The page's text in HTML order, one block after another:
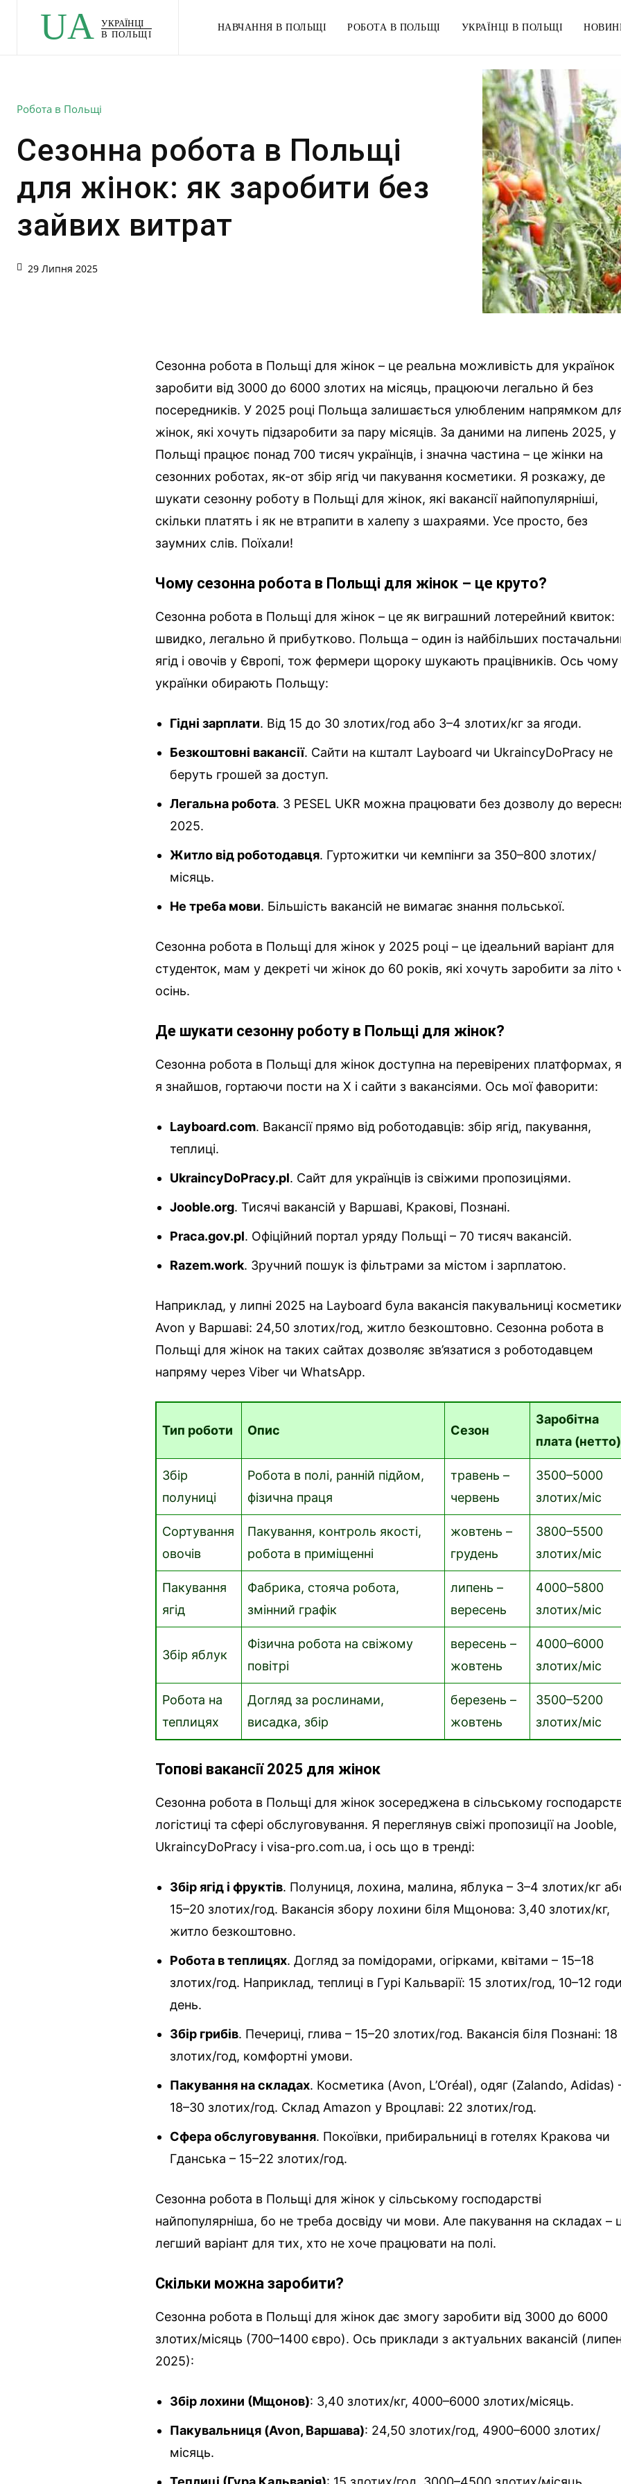
UA
УКРАЇНЦІ
В ПОЛЬЩІ
НАВЧАННЯ В ПОЛЬЩІ РОБОТА В ПОЛЬЩІ УКРАЇНЦІ В ПОЛЬЩІ
Робота в Польщі
Сезонна робота в Польщі
для жінок: як заробити без
зайвих витрат
29 Липня 2025
Сезонна робота в Польщі для жінок – це реальна можливість для українок
заробити від 3000 до 6000 злотих на місяць, працюючи легально й без
посередників. У 2025 році Польща залишається улюбленим напрямком
жінок, які хочуть підзаробити за пару місяців. За даними на липень 2025, у
Польщі працює понад 700 тисяч українців, і значна частина – це жінки на
сезонних роботах, як-от збір ягід чи пакування косметики. Я розкажу, де
шукати сезонну роботу в Польщі для жінок, які вакансії найпопулярніші,
скільки платять і як не втрапити в халепу з шахраями. Усе просто, без
заумних слів. Поїхали!
Чому сезонна робота в Польщі для жінок – це круто?
Сезонна робота в Польщі для жінок – це як виграшний лотерейний квиток:
швидко, легально й прибутково. Польща – один із найбільших
ягід і овочів у Європі, тож фермери щороку шукають працівників. Ось чому
українки обирають Польщу:
Гідні зарплати. Від 15 до 30 злотих/год або 3–4 злотих/кг за ягоди.
Безкоштовні вакансії. Сайти на кшталт Layboard чи UkraincyDoPracy не
беруть грошей за доступ.
Легальна робота. З PESEL UKR можна працювати без дозволу до
2025.
Житло від роботодавця. Гуртожитки чи кемпінги за 350–800 злотих/
місяць.
Не треба мови. Більшість вакансій не вимагає знання польської.
Сезонна робота в Польщі для жінок у 2025 році – це ідеальний варіант для
студенток, мам у декреті чи жінок до 60 років, які хочуть заробити за літо
осінь.
Де шукати сезонну роботу в Польщі для жінок?
Сезонна робота в Польщі для жінок доступна на перевірених платформах,
я знайшов, гортаючи пости на X і сайти з вакансіями. Ось мої фаворити:
Layboard.com. Вакансії прямо від роботодавців: збір ягід, пакування,
теплиці.
UkraincyDoPracy.pl. Сайт для українців із свіжими пропозиціями.
Jooble.org. Тисячі вакансій у Варшаві, Кракові, Познані.
Praca.gov.pl. Офіційний портал уряду Польщі – 70 тисяч вакансій.
Razem.work. Зручний пошук із фільтрами за містом і зарплатою.
Наприклад, у липні 2025 на Layboard була вакансія пакувальниці
Avon у Варшаві: 24,50 злотих/год, житло безкоштовно. Сезонна робота в
Польщі для жінок на таких сайтах дозволяє зв’язатися з роботодавцем
напряму через Viber чи WhatsApp.
Тип роботи Опис Сезон
Заробітна
плата (нетто)
Збір
полуниці
Робота в полі, ранній підйом,
фізична праця
травень –
червень
3500–5000
злотих/міс
Сортування
овочів
Пакування, контроль якості,
робота в приміщенні
жовтень –
грудень
3800–5500
злотих/міс
Пакування
ягід
Фабрика, стояча робота,
змінний графік
липень –
вересень
4000–5800
злотих/міс
Збір яблук
Фізична робота на свіжому
повітрі
вересень –
жовтень
4000–6000
злотих/міс
Робота на
теплицях
Догляд за рослинами,
висадка, збір
березень –
жовтень
3500–5200
злотих/міс
Топові вакансії 2025 для жінок
Сезонна робота в Польщі для жінок зосереджена в сільському
логістиці та сфері обслуговування. Я переглянув свіжі пропозиції на Jooble,
UkraincyDoPracy і visa-pro.com.ua, і ось що в тренді:
Збір ягід і фруктів. Полуниця, лохина, малина, яблука – 3–4 злотих/кг
15–20 злотих/год. Вакансія збору лохини біля Мщонова: 3,40 злотих/кг,
житло безкоштовно.
Робота в теплицях. Догляд за помідорами, огірками, квітами – 15–18
злотих/год. Наприклад, теплиці в Гурі Кальварії: 15 злотих/год, 10–12
день.
Збір грибів. Печериці, глива – 15–20 злотих/год. Вакансія біля Познані: 18
злотих/год, комфортні умови.
Пакування на складах. Косметика (Avon, L’Oréal), одяг (Zalando, Adidas)
18–30 злотих/год. Склад Amazon у Вроцлаві: 22 злотих/год.
Сфера обслуговування. Покоївки, прибиральниці в готелях Кракова чи
Гданська – 15–22 злотих/год.
Сезонна робота в Польщі для жінок у сільському господарстві
найпопулярніша, бо не треба досвіду чи мови. Але пакування на складах –
легший варіант для тих, хто не хоче працювати на полі.
Скільки можна заробити?
Сезонна робота в Польщі для жінок дає змогу заробити від 3000 до 6000
злотих/місяць (700–1400 євро). Ось приклади з актуальних вакансій
2025):
Збір лохини (Мщонов): 3,40 злотих/кг, 4000–6000 злотих/місяць.
Пакувальниця (Avon, Варшава): 24,50 злотих/год, 4900–6000 злотих/
місяць.